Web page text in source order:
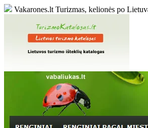
Vakarones.lt Turizmas, kelionės po